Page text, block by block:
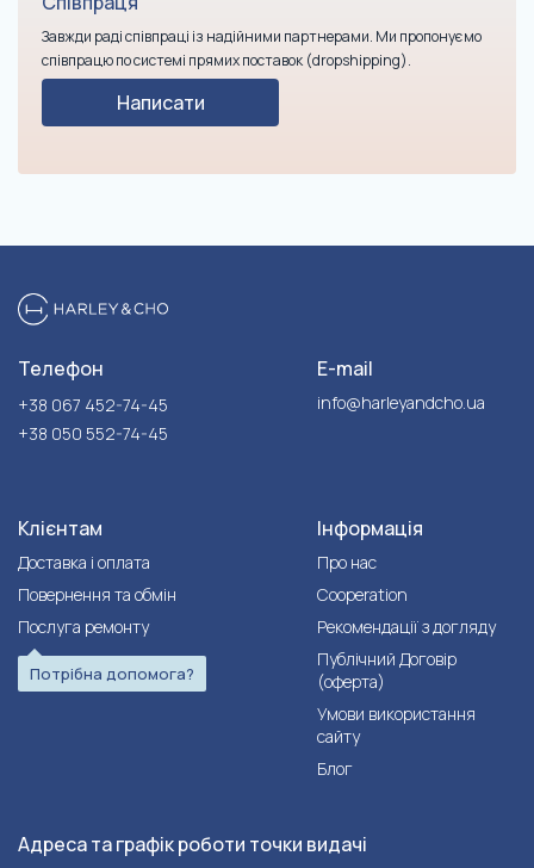
Завжди раді співпраці із надійними партнерами. Ми пропонуємо
співпрацю по системі прямих поставок (dropshipping).
Написати
Телефон
+38 067 452-74-45
+38 050 552-74-45
E-mail
info@harleyandcho.ua
Клієнтам
Доставка і оплата
Повернення та обмін
Послуга ремонту
Потрібна допомога?
Інформація
Про нас
Cooperation
Рекомендації з догляду
Публічний Договір
(оферта)
Умови використання
сайту
Блог
Адреса та графік роботи точки видачі